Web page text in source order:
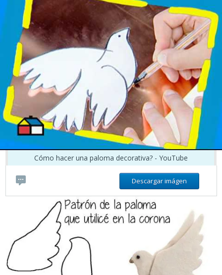
Cómo hacer una paloma decorativa? - YouTube
Descargar imágen